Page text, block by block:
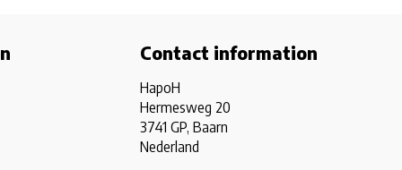
Contact information
HapoH
Hermesweg 20
3741 GP, Baarn
Nederland